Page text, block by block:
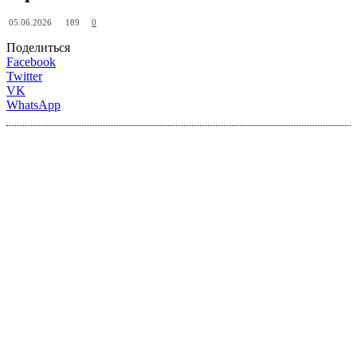
05.06.2026 189 0
Поделиться
Facebook
Twitter
VK
WhatsApp